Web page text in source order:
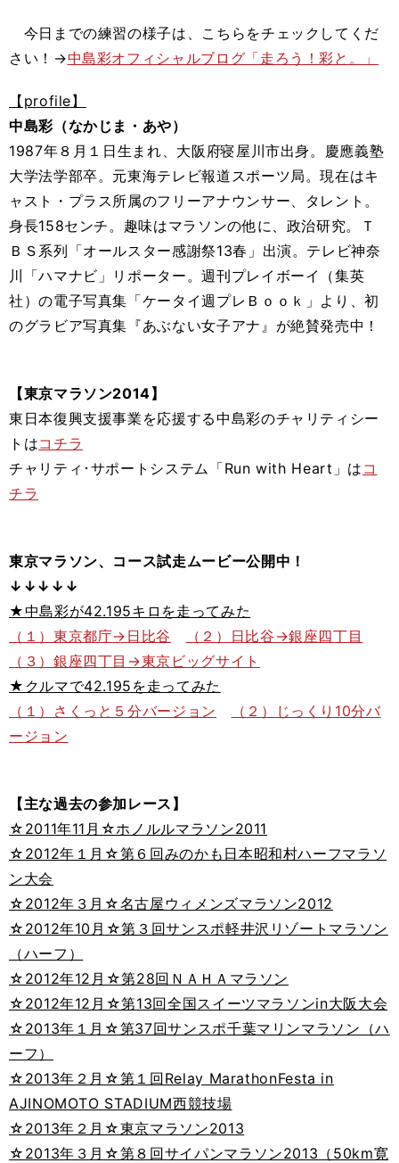
今日までの練習の様子は、こちらをチェックしてくだ
さい！→中島彩オフィシャルブログ「走ろう！彩と。」
【profile】
中島彩（なかじま・あや）
1987年８月１日生まれ、大阪府寝屋川市出身。慶應義塾
大学法学部卒。元東海テレビ報道スポーツ局。現在はキ
ャスト・プラス所属のフリーアナウンサー、タレント。
身長158センチ。趣味はマラソンの他に、政治研究。Ｔ
ＢＳ系列「オールスター感謝祭13春」出演。テレビ神奈
川「ハマナビ」リポーター。週刊プレイボーイ（集英
社）の電子写真集「ケータイ週プレＢｏｏｋ」より、初
のグラビア写真集『あぶない女子アナ』が絶賛発売中！
【東京マラソン2014】
東日本復興支援事業を応援する中島彩のチャリティシー
トはコチラ
チャリティ･サポートシステム「Run with Heart」は コ
チラ
東京マラソン、コース試走ムービー公開中！
↓↓↓↓↓
★中島彩が42.195キロを走ってみた
（１）東京都庁→日比谷
（２）日比谷→銀座四丁目
（３）銀座四丁目→東京ビッグサイト
★クルマで42.195を走ってみた
（１）さくっと５分バージョン
（２）じっくり10分バ
ージョン
【主な過去の参加レース】
☆2011年11月☆ホノルルマラソン2011
☆2012年１月☆第６回みのかも日本昭和村ハーフマラソ
ン大会
☆2012年３月☆名古屋ウィメンズマラソン2012
☆2012年10月☆第３回サンスポ軽井沢リゾートマラソン
（ハーフ）
☆2012年12月☆第28回ＮＡＨＡマラソン
☆2012年12月☆第13回全国スイーツマラソンin大阪大会
☆2013年１月☆第37回サンスポ千葉マリンマラソン（ハ
ーフ）
☆2013年２月☆第１回Relay MarathonFesta in
AJINOMOTO STADIUM西競技場
☆2013年２月☆東京マラソン2013
☆2013年３月☆第８回サイパンマラソン2013（50km寛